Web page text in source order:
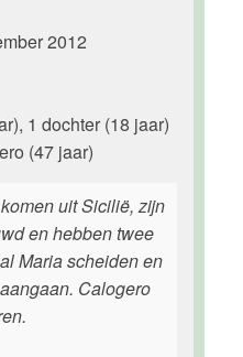
2012
1 dochter (18 jaar)
(47 jaar)
uit Sicilië, zijn
en hebben twee
Maria scheiden en
Calogero